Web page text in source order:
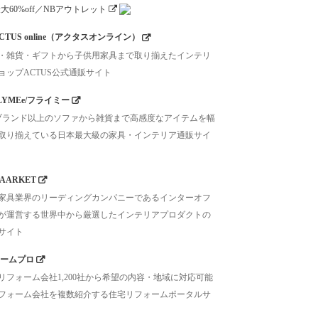
online（アクタスオンライン）
雑貨・ギフトから子供用家具まで取り揃えたインテリ
ップACTUS公式通販サイト
フライミー
ランド以上のソファから雑貨まで高感度なアイテムを幅
り揃えている日本最大級の家具・インテリア通販サイ
具業界のリーディングカンパニーであるインターオフ
運営する世界中から厳選したインテリアプロダクトの
イト
ムプロ
フォーム会社1,200社から希望の内容・地域に対応可能
ォーム会社を複数紹介する住宅リフォームポータルサ